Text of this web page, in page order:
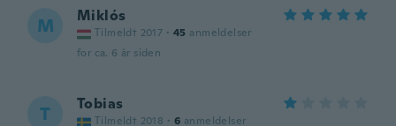
M Miklós
Tilmeldt 2017 · 45 anmeldelser
for ca. 6 år siden
T Tobias
Tilmeldt 2018 · 6 anmeldelser